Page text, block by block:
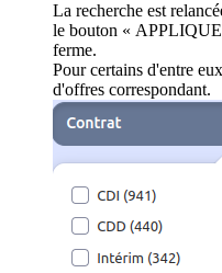
La recherche est
le bouton «
ferme.
Pour certains d'entre
d'offres correspondant.